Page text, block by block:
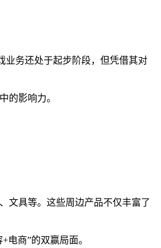
业务还处于起步阶段，但凭借其对
的影响力。
文具等。这些周边产品不仅丰富了
商”的双赢局面。